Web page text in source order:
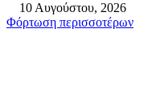
10 Αυγούστου, 2026
Φόρτωση περισσοτέρων